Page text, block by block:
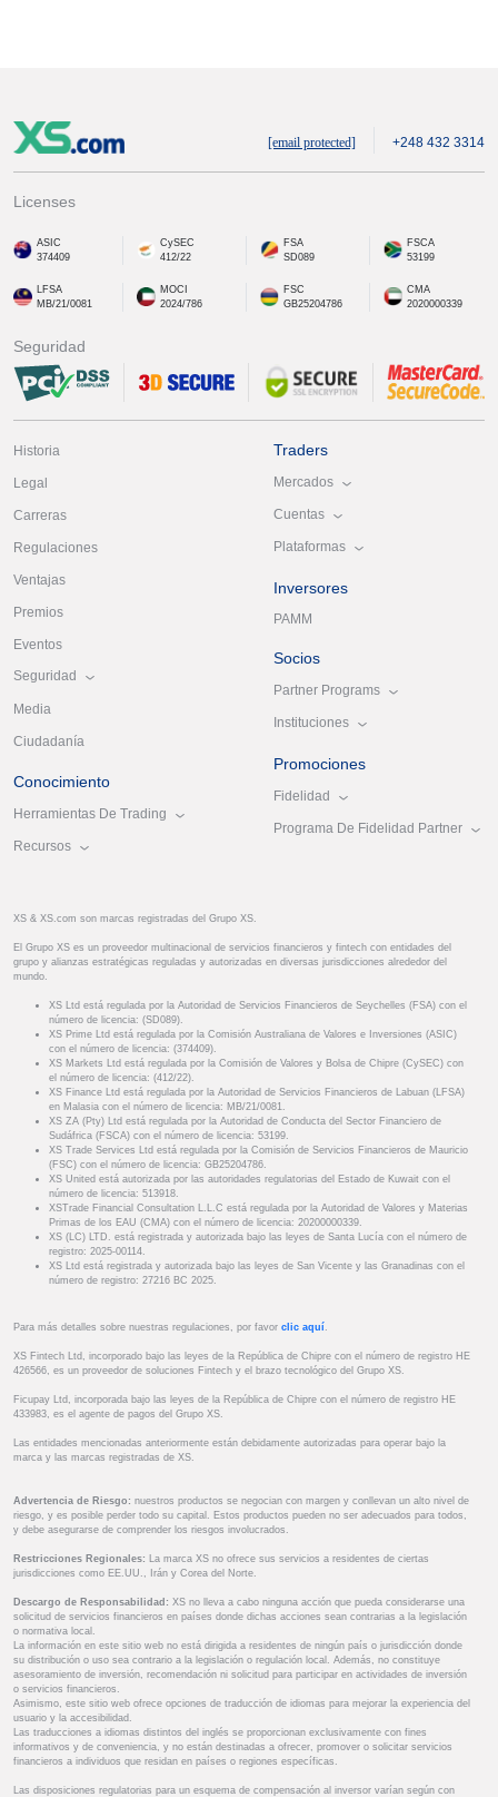
[email protected] +248 432 3314
Licenses
ASIC
374409
CySEC
412/22
FSA
SD089
FSCA
53199
LFSA
MB/21/0081
MOCI
2024/786
FSC
GB25204786
CMA
2020000339
Seguridad
Historia
Legal
Carreras
Regulaciones
Ventajas
Premios
Eventos
Seguridad
Media
Ciudadanía
Conocimiento
Herramientas De Trading
Recursos
Traders
Mercados
Cuentas
Plataformas
Inversores
PAMM
Socios
Partner Programs
Instituciones
Promociones
Fidelidad
Programa De Fidelidad Partner
XS & XS.com son marcas registradas del Grupo XS.
El Grupo XS es un proveedor multinacional de servicios financieros y fintech con entidades del
grupo y alianzas estratégicas reguladas y autorizadas en diversas jurisdicciones alrededor del
mundo.
XS Ltd está regulada por la Autoridad de Servicios Financieros de Seychelles (FSA) con el
número de licencia: (SD089).
XS Prime Ltd está regulada por la Comisión Australiana de Valores e Inversiones (ASIC)
con el número de licencia: (374409).
XS Markets Ltd está regulada por la Comisión de Valores y Bolsa de Chipre (CySEC) con
el número de licencia: (412/22).
XS Finance Ltd está regulada por la Autoridad de Servicios Financieros de Labuan (LFSA)
en Malasia con el número de licencia: MB/21/0081.
XS ZA (Pty) Ltd está regulada por la Autoridad de Conducta del Sector Financiero de
Sudáfrica (FSCA) con el número de licencia: 53199.
XS Trade Services Ltd está regulada por la Comisión de Servicios Financieros de Mauricio
(FSC) con el número de licencia: GB25204786.
XS United está autorizada por las autoridades regulatorias del Estado de Kuwait con el
número de licencia: 513918.
XSTrade Financial Consultation L.L.C está regulada por la Autoridad de Valores y Materias
Primas de los EAU (CMA) con el número de licencia: 20200000339.
XS (LC) LTD. está registrada y autorizada bajo las leyes de Santa Lucía con el número de
registro: 2025-00114.
XS Ltd está registrada y autorizada bajo las leyes de San Vicente y las Granadinas con el
número de registro: 27216 BC 2025.
Para más detalles sobre nuestras regulaciones, por favor clic aquí
XS Fintech Ltd, incorporado bajo las leyes de la República de Chipre con el número de registro HE
426566, es un proveedor de soluciones Fintech y el brazo tecnológico del Grupo XS.
Ficupay Ltd, incorporada bajo las leyes de la República de Chipre con el número de registro HE
433983, es el agente de pagos del Grupo XS.
Las entidades mencionadas anteriormente están debidamente autorizadas para operar bajo la
marca y las marcas registradas de XS.
Advertencia de Riesgo: nuestros productos se negocian con margen y conllevan un alto nivel de
riesgo, y es posible perder todo su capital. Estos productos pueden no ser adecuados para todos,
y debe asegurarse de comprender los riesgos involucrados.
Restricciones Regionales: La marca XS no ofrece sus servicios a residentes de ciertas
jurisdicciones como EE.UU., Irán y Corea del Norte.
Descargo de Responsabilidad: XS no lleva a cabo ninguna acción que pueda considerarse una
solicitud de servicios financieros en países donde dichas acciones sean contrarias a la legislación
o normativa local.
La información en este sitio web no está dirigida a residentes de ningún país o jurisdicción donde
su distribución o uso sea contrario a la legislación o regulación local. Además, no constituye
asesoramiento de inversión, recomendación ni solicitud para participar en actividades de inversión
o servicios financieros.
Asimismo, este sitio web ofrece opciones de traducción de idiomas para mejorar la experiencia del
usuario y la accesibilidad.
Las traducciones a idiomas distintos del inglés se proporcionan exclusivamente con fines
informativos y de conveniencia, y no están destinadas a ofrecer, promover o solicitar servicios
financieros a individuos que residan en países o regiones específicas.
Las disposiciones regulatorias para un esquema de compensación al inversor varían según con